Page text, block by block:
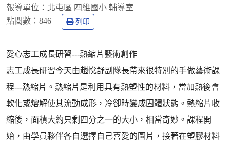
報導單位： 北屯區 四維國小 輔導室
點閱數： 846 列印
愛心志工成長研習---熱縮片藝術創作
志工成長研習今天由趙悅舒副隊長帶來很特別的手做藝術課
程---熱縮片。熱縮片是利用具有熱塑性的材料，當加熱後會
軟化或熔解使其流動成形，冷卻時變成固體狀態。熱縮片收
縮後，面積大約只剩四分之一的大小，相當奇妙。課程開
始，由學員夥伴各自選擇自己喜愛的圖片，接著在塑膠材料